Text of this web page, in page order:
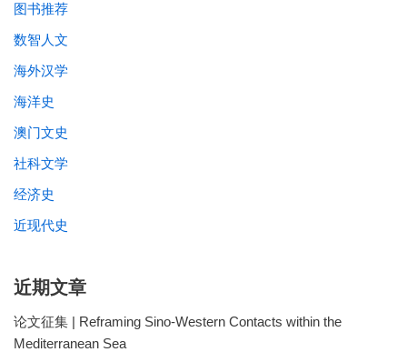
图书推荐
数智人文
海外汉学
海洋史
澳门文史
社科文学
经济史
近现代史
近期文章
论文征集 | Reframing Sino-Western Contacts within the
Mediterranean Sea